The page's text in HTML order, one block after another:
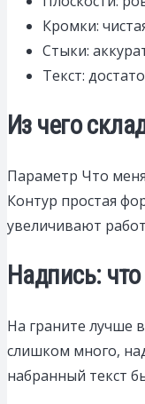
Кромки:
Стыки:
Текст:
Из чего
Параметр Что
Контур простая
увеличивают
Надпись:
На граните лучше
слишком много,
набранный текст